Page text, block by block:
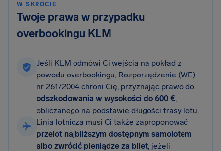
W SKRÓCIE
Twoje prawa w przypadku
overbookingu KLM
Jeśli KLM odmówi Ci wejścia na pokład z
powodu overbookingu, Rozporządzenie (WE)
nr 261/2004 chroni Cię, przyznając prawo do
odszkodowania w wysokości do 600 €,
obliczanego na podstawie długości trasy lotu.
Linia lotnicza musi Ci także zaproponować
przelot najbliższym dostępnym samolotem
albo zwrócić pieniądze za bilet, jeżeli